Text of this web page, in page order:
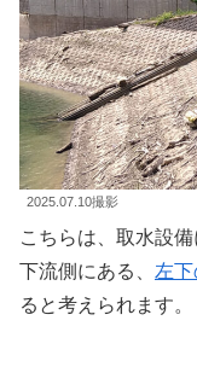
2025.07.10撮影
こちらは、取水設
下流側にある、 左
ると考えられます。